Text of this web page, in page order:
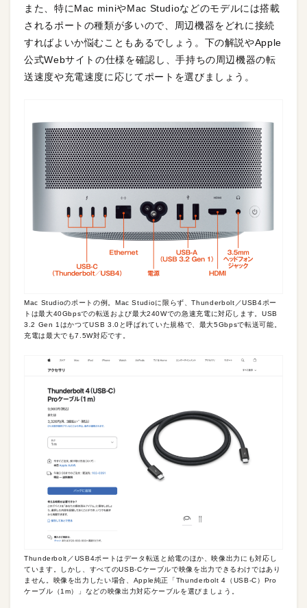
また、特にMac miniやMac Studioなどのモデルには搭載
されるポートの種類が多いので、周辺機器をどれに接続
すればよいか悩むこともあるでしょう。下の解説やApple
公式Webサイトの仕様を確認し、手持ちの周辺機器の転
送速度や充電速度に応じてポートを選びましょう。
Mac Studioのポートの例。Mac Studioに限らず、Thunderbolt／USB4ポー
トは最大40Gbpsでの転送および最大240Wでの急速充電に対応します。USB
3.2 Gen 1はかつてUSB 3.0と呼ばれていた規格で、最大5Gbpsで転送可能。
充電は最大でも7.5W対応です。
Thunderbolt／USB4ポートはデータ転送と給電のほか、映像出力にも対応し
ています。しかし、すべてのUSB-Cケーブルで映像を出力できるわけではあり
ません。映像を出力したい場合、Apple純正「Thunderbolt 4（USB-C）Pro
ケーブル（1m）」などの映像出力対応ケーブルを選びましょう。